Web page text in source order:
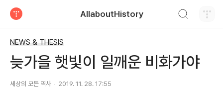
AllaboutHistory
NEWS & THESIS
늦가을 햇빛이 일깨운 비화가야
세상의 모든 역사 2019. 11. 28. 17:55